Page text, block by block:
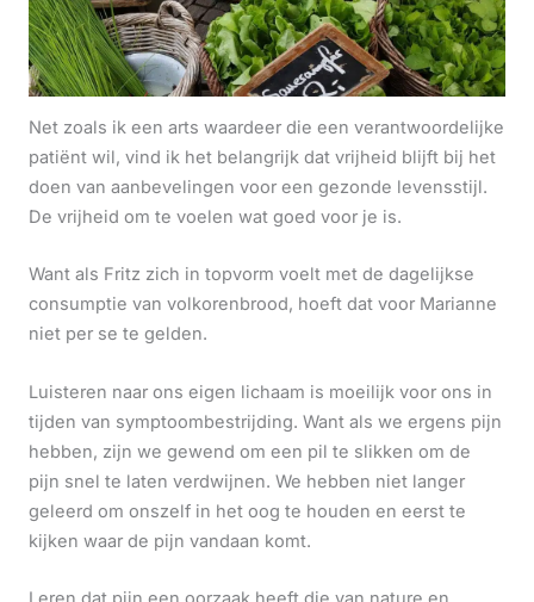
Net zoals ik een arts waardeer die een verantwoordelijke
patiënt wil, vind ik het belangrijk dat vrijheid blijft bij het
doen van aanbevelingen voor een gezonde levensstijl.
De vrijheid om te voelen wat goed voor je is.
Want als Fritz zich in topvorm voelt met de dagelijkse
consumptie van volkorenbrood, hoeft dat voor Marianne
niet per se te gelden.
Luisteren naar ons eigen lichaam is moeilijk voor ons in
tijden van symptoombestrijding. Want als we ergens pijn
hebben, zijn we gewend om een pil te slikken om de
pijn snel te laten verdwijnen. We hebben niet langer
geleerd om onszelf in het oog te houden en eerst te
kijken waar de pijn vandaan komt.